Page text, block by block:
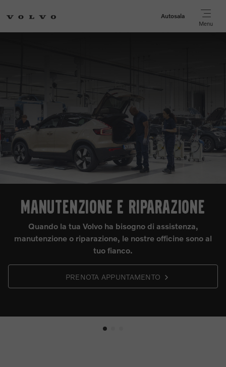
Autosala
Menu
MANUTENZIONE E RIPARAZIONE
Quando la tua Volvo ha bisogno di assistenza,
manutenzione o riparazione, le nostre officine sono al
tuo fianco.
PRENOTA APPUNTAMENTO